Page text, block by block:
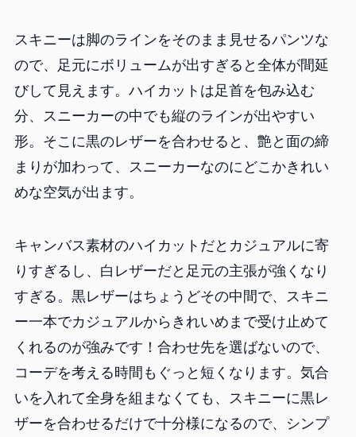
スキニーは脚のラインをそのまま見せるパンツな
ので、足元にボリュームが出すぎると全体が間延
びして見えます。ハイカットは足首を包み込む
分、スニーカーの中でも縦のラインが出やすい
形。そこに黒のレザーを合わせると、艶と面の締
まりが加わって、スニーカーなのにどこかきれい
めな空気が出ます。
キャンバス素材のハイカットだとカジュアルに寄
りすぎるし、白レザーだと足元の主張が強くなり
すぎる。黒レザーはちょうどその中間で、スキニ
ー一本でカジュアルからきれいめまで受け止めて
くれるのが強みです！合わせ先を選ばないので、
コーデを考える時間もぐっと短くなります。気合
いを入れて全身を組まなくても、スキニーに黒レ
ザーを合わせるだけで十分様になるので、シンプ